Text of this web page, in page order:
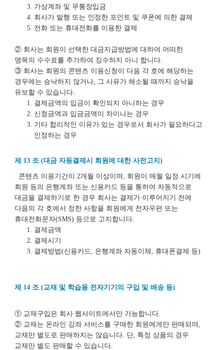
가상계좌 및 무통장입금
회사가 발행 또는 인정한 포인트 및 쿠폰에 의한 결제
전화 또는 휴대전화를 이용한 결제
② 회사는 회원이 선택한 대금지급방법에 대하여 어떠한
명목의 수수료를 추가하여 징수하지 아니 합니다.
③ 회사는 회원의 콘텐츠 이용신청이 다음 각 호에 해당하는
경우에는 승낙하지 않거나, 그 사유가 해소될 때까지 승낙을
유보할 수 있습니다.
결제금액의 입금이 확인되지 아니하는 경우
신청금액과 입금금액이 차이나는 경우
기타 합리적인 이유가 있는 경우로서 회사가 필요하다고
인정하는 경우
제 13 조 (대금 자동결제시 회원에 대한 사전고지)
콘텐츠 이용기간이 2개월 이상이며, 회원이 매월 일정 시기에
회원 등의 은행계좌 또는 신용카드 등을 통하여 자동적으로
대금을 결제하기로 한 경우 회사는 결제가 이루어지기 전에
다음의 각 호에서 정한 사항을 회원에게 전자우편 또는
휴대전화문자(SMS) 등으로 고지합니다.
결제금액
결제시기
결제방법(신용카드, 은행계좌 자동이체, 휴대폰결제 등)
제 14 조 (교재 및 학습용 전자기기의 구입 및 배송 등)
① 교재구입은 회사 웹사이트에서만 가능합니다.
② 교재는 온라인 강좌 서비스를 구매한 회원에게만 판매되며,
교재만 별도로 판매하지는 않습니다. 단, 특정 상품의 경우
교재만 별도 판매할 수 있습니다.